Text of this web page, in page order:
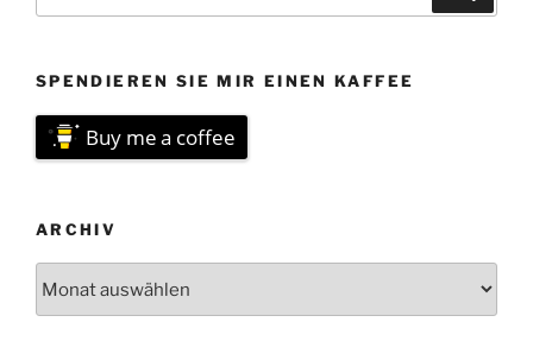
SPENDIEREN SIE MIR EINEN KAFFEE
Buy me a coffee
ARCHIV